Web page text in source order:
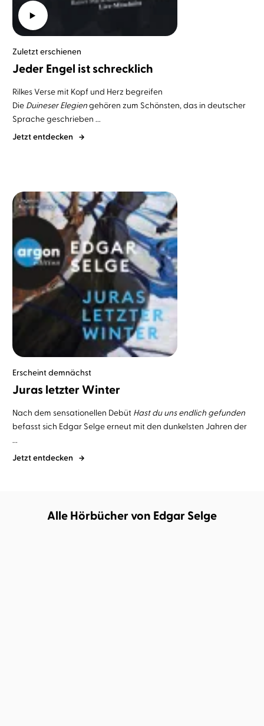
Zuletzt erschienen
Jeder Engel ist schrecklich
Rilkes Verse mit Kopf und Herz begreifen
Die Duineser Elegiengehören zum Schönsten, das in deutscher
Sprache geschrieben ...
Jetzt entdecken
Erscheint demnächst
Juras letzter Winter
Nach dem sensationellen Debüt Hast du uns endlich gefunden
befasst sich Edgar Selge erneut mit den dunkelsten Jahren der
...
Jetzt entdecken
Alle Hörbücher von Edgar Selge